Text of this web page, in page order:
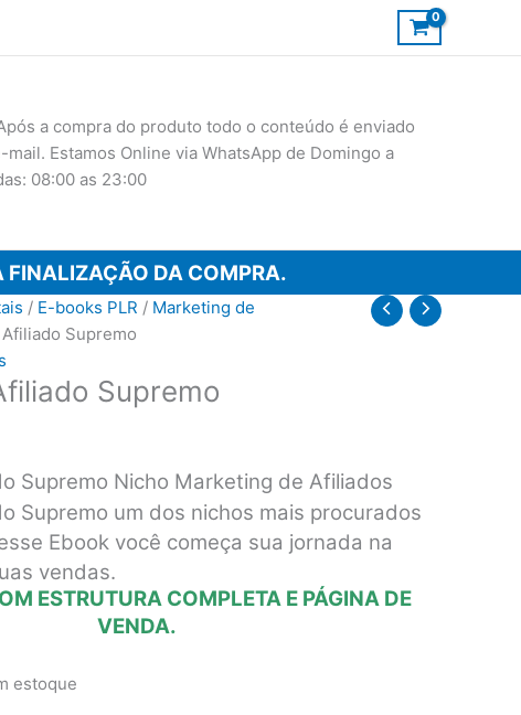
a compra do produto todo o conteúdo é enviado
mail. Estamos Online via WhatsApp de Domingo a
08:00 as 23:00
FINALIZAÇÃO DA COMPRA.
/ E-books PLR / Marketing de
Afiliado Supremo
Supremo
Supremo Nicho Marketing de Afiliados
Supremo um dos nichos mais procurados
Ebook você começa sua jornada na
vendas.
ESTRUTURA COMPLETA E PÁGINA DE
VENDA.
estoque